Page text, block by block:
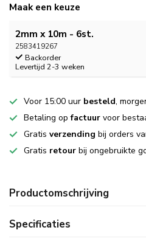
Maak een keuze
2mm x 10m - 6st.
2583419267
Backorder
Levertijd 2-3 weken
Voor 15:00 uur besteld,
Betaling opfactuur voor
Gratis verzending bij orders
Gratis retour bij ongebruikte
Productomschrijving
Specificaties